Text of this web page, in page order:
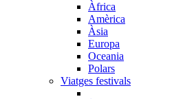
Àfrica
Amèrica
Àsia
Europa
Oceania
Polars
Viatges festivals